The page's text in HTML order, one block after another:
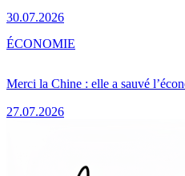
30.07.2026
Merci la Chine : elle a sauvé
27.07.2026
ÉCONOMIE